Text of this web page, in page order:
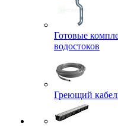
Готовые
водостоков
Греющий